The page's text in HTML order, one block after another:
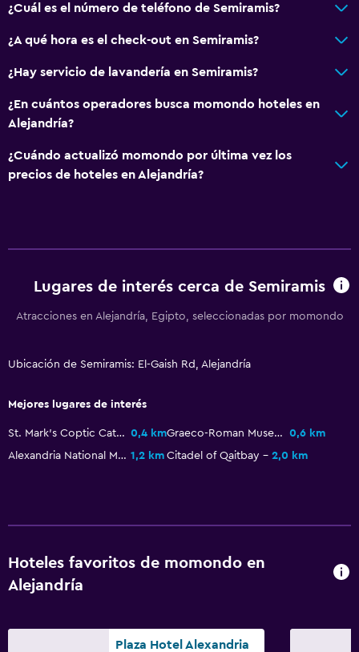
¿Cuál es el número de teléfono de Semiramis?
¿A qué hora es el check-out en Semiramis?
¿Hay servicio de lavandería en Semiramis?
¿En cuántos operadores busca momondo hoteles en
Alejandría?
¿Cuándo actualizó momondo por última vez los
precios de hoteles en Alejandría?
Lugares de interés cerca de Semiramis
Atracciones en Alejandría, Egipto, seleccionadas por momondo
Ubicación de Semiramis: El-Gaish Rd, Alejandría
Mejores lugares de interés
St. Mark's Coptic Cathedral 0,4 km Graeco-Roman Museum
0,6 km
Alexandria National Museum 1,2 km Citadel of Qaitbay 2,0 km
Hoteles favoritos de momondo en
Alejandría
Plaza Hotel Alexandria